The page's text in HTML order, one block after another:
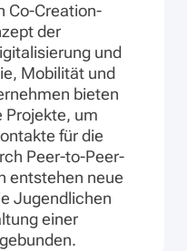
Co-Creation-
der
und
Mobilität und
bieten
Projekte, um
für die
Peer-to-Peer-
entstehen neue
Jugendlichen
einer